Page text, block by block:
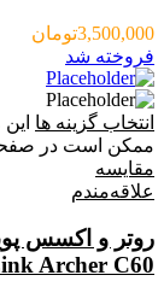
3,500,000تومان
فروخته شد
انتخاب گزینه ها
ممکن است در
مقایسه
علاقه‌مندم
Archer C60